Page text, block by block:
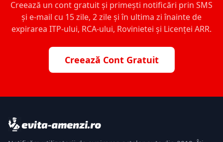
Creează un cont gratuit și primești notificări prin SMS
și e-mail cu 15 zile, 2 zile și în ultima zi înainte de
expirarea ITP-ului, RCA-ului, Rovinietei și Licenței ARR.
Creează Cont Gratuit